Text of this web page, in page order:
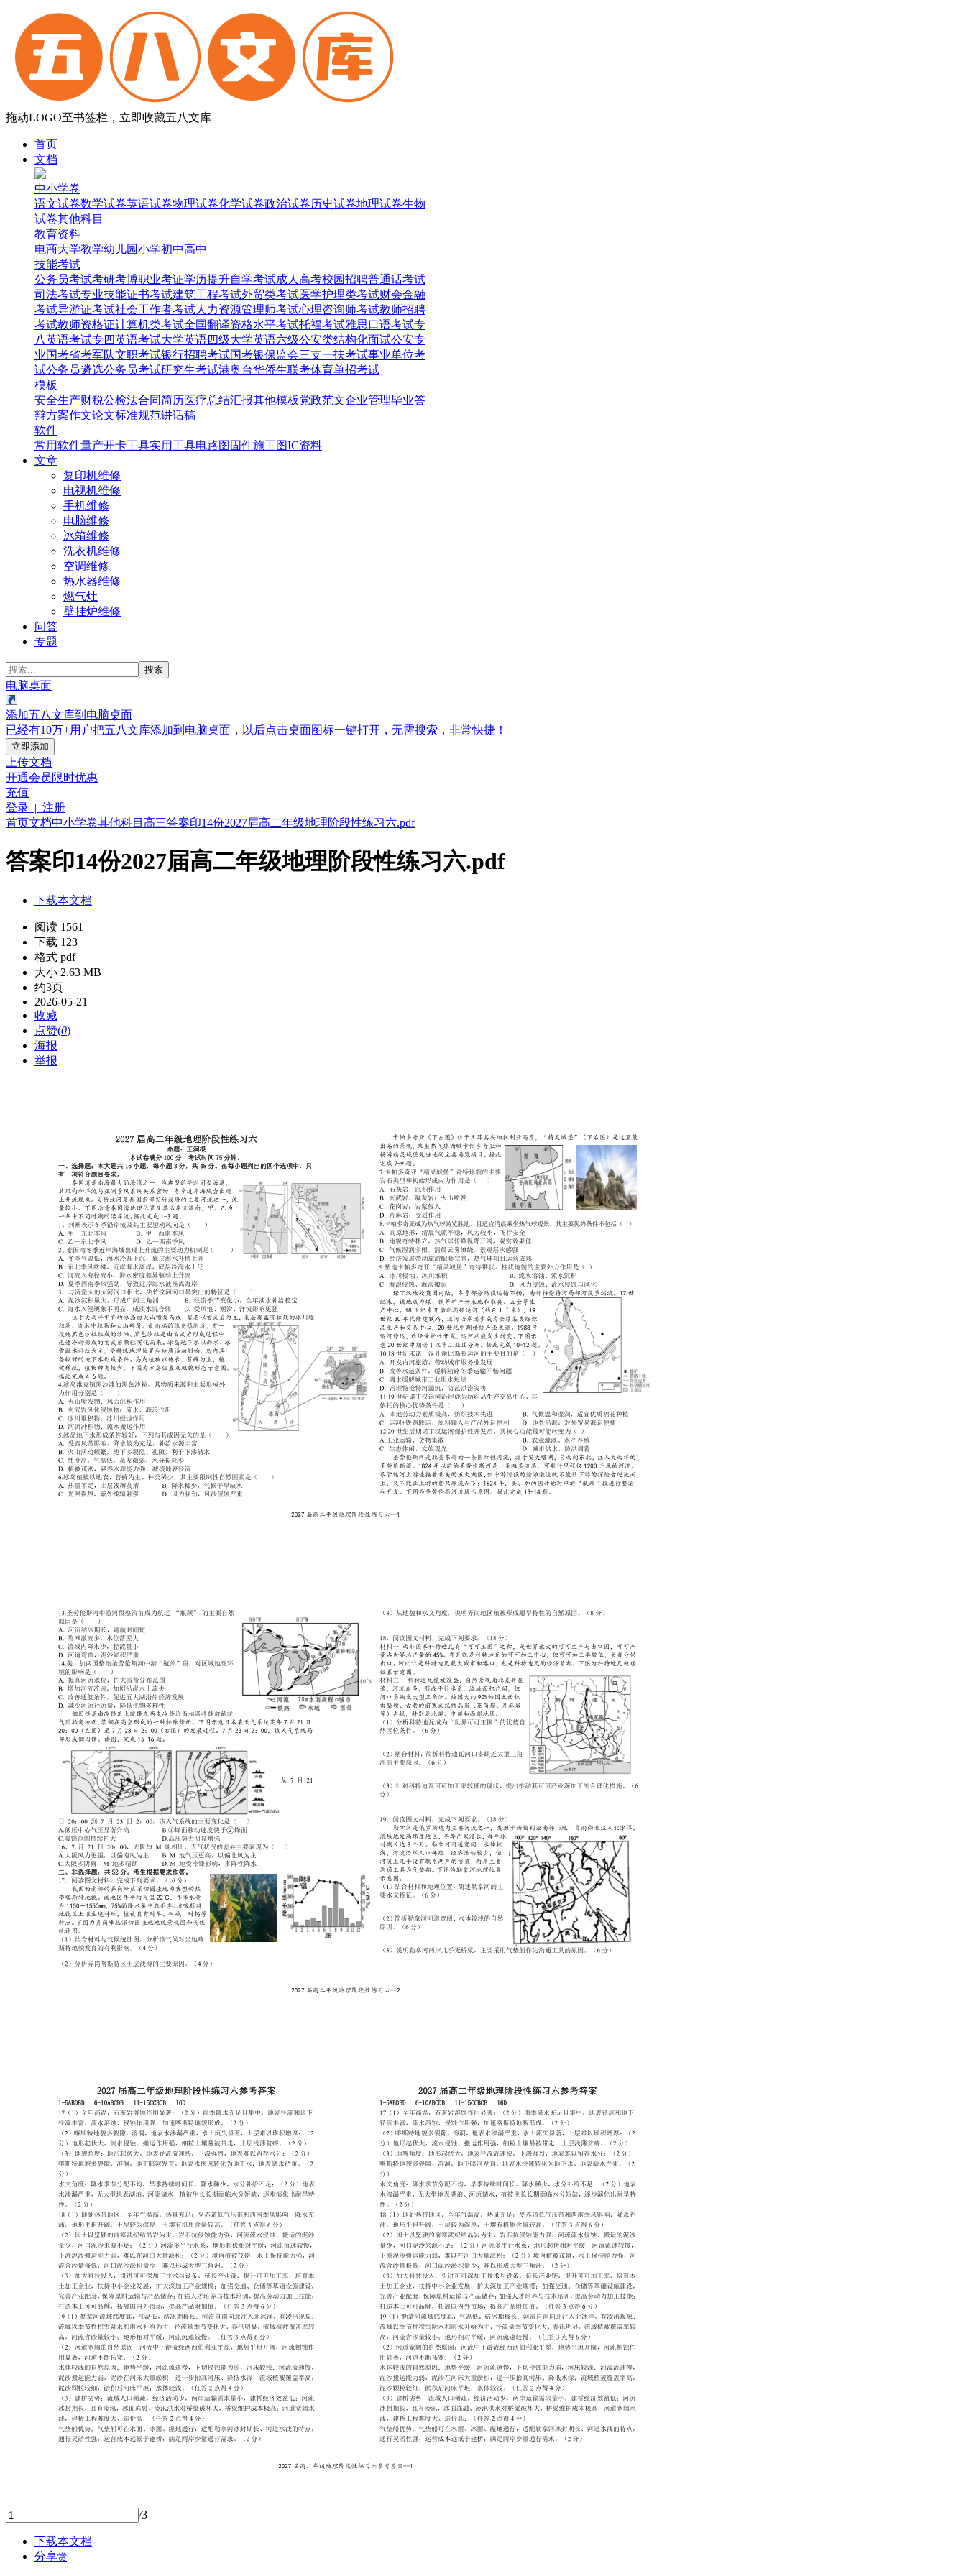
拖动LOGO至书签栏，立即收藏五八文库
首页
文档
中小学卷
语文试卷数学试卷英语试卷物理试卷化学试卷政治试卷历史试卷地理试卷生物
试卷其他科目
教育资料
电商大学教学幼儿园小学初中高中
技能考试
公务员考试考研考博职业考证学历提升自学考试成人高考校园招聘普通话考试
司法考试专业技能证书考试建筑工程考试外贸类考试医学护理类考试财会金融
考试导游证考试社会工作者考试人力资源管理师考试心理咨询师考试教师招聘
考试教师资格证计算机类考试全国翻译资格水平考试托福考试雅思口语考试专
八英语考试专四英语考试大学英语四级大学英语六级公安类结构化面试公安专
业国考省考军队文职考试银行招聘考试国考银保监会三支一扶考试事业单位考
试公务员遴选公务员考试研究生考试港奥台华侨生联考体育单招考试
模板
安全生产财税公检法合同简历医疗总结汇报其他模板党政范文企业管理毕业答
辩方案作文论文标准规范讲话稿
软件
常用软件量产开卡工具实用工具电路图 固件施工图IC资料
文章
复印机维修
电视机维修
手机维修
电脑维修
冰箱维修
洗衣机维修
空调维修
热水器维修
燃气灶
壁挂炉维修
问答
专题
搜索
电脑桌面
添加五八文库到电脑桌面
已经有10万+用户把五八文库添加到电脑桌面，以后点击桌面图标一键打开，无需搜索，非常快捷！
立即添加
上传文档
开通会员限时优惠
充值
登录 | 注册
首页文档中小学卷其他科目 高三答案印14份2027届高二年级地理阶段性练习六.pdf
答案印14份2027届高二年级地理阶段性练习六.pdf
下载本文档
阅读 1561
下载 123
格式 pdf
大小 2.63 MB
约3页
2026-05-21
收藏
点赞(0)
海报
举报
/3
下载本文档
分享赏